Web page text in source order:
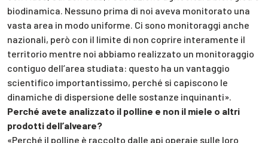
biodinamica. Nessuno prima di noi aveva monitorato una
vasta area in modo uniforme. Ci sono monitoraggi anche
nazionali, però con il limite di non coprire interamente il
territorio mentre noi abbiamo realizzato un monitoraggio
contiguo dell’area studiata: questo ha un vantaggio
scientifico importantissimo, perché si capiscono le
dinamiche di dispersione delle sostanze inquinanti».
Perché avete analizzato il polline e non il miele o altri
prodotti dell’alveare?
«Perché il polline è raccolto dalle api operaie sulle loro